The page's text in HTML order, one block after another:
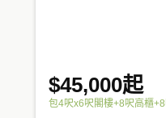
$45,000起
包4呎x6呎閣樓+8呎高櫃